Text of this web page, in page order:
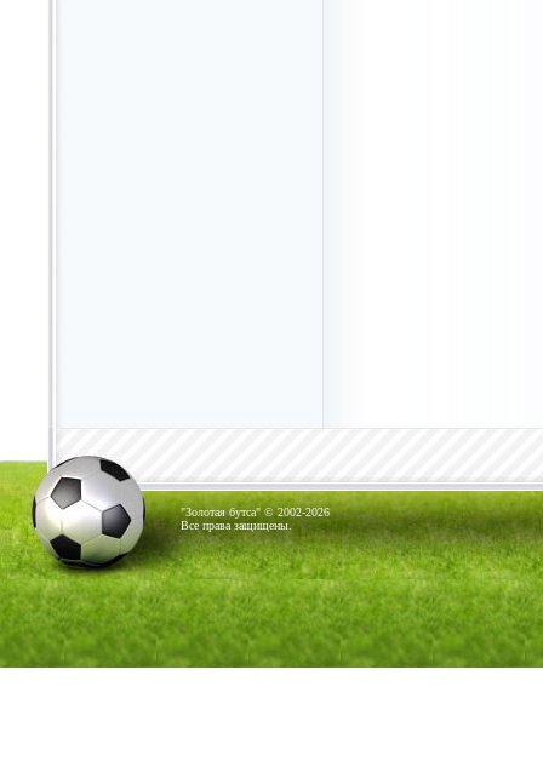
"Золотая бутса" © 2002-2026
Все права защищены.